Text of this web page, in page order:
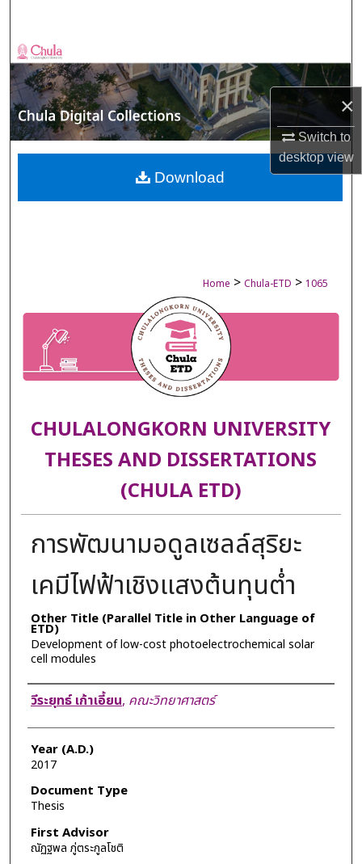
×
Switch to
desktopview
Browse Collections
My Account
About
Digital Commons Network™
Home > Chula-ETD > 1065
CHULALONGKORN UNIVERSITY
THESES AND DISSERTATIONS
(CHULA ETD)
การพัฒนามอดูลเซลล์สุริยะ
เคมีไฟฟ้าเชิงแสงต้นทุนตํ่า
Other Title (Parallel Title in Other Language of
ETD)
Development of low-cost photoelectrochemical solar
cell modules
Author
วีระยุทธ์ เก้าเอี้ยน, คณะวิทยาศาสตร์
Year (A.D.)
2017
Document Type
Thesis
First Advisor
ณัฏฐพล ภู่ตระกูลโชติ
Download